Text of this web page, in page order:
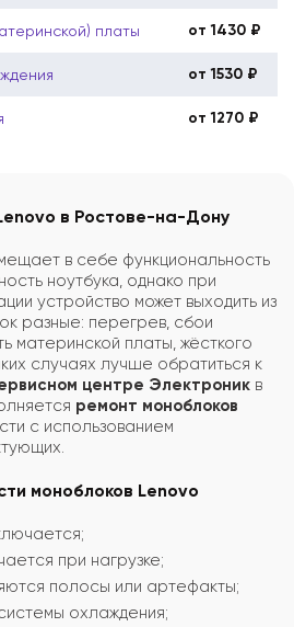
платы от 1430 ₽
от 1530 ₽
от 1270 ₽
в Ростове-на-Дону
в себе функциональность
ноутбука, однако при
устройство может выходить из
разные: перегрев, сбои
материнской платы, жёсткого
случаях лучше обратиться к
центре Электроник в
ремонт моноблоков
с использованием
моноблоков Lenovo
при нагрузке;
полосы или артефакты;
охлаждения;